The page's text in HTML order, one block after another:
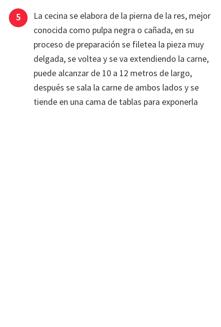
La cecina se elabora de la pierna de la res, mejor
conocida como pulpa negra o cañada, en su
proceso de preparación se filetea la pieza muy
delgada, se voltea y se va extendiendo la carne,
puede alcanzar de 10 a 12 metros de largo,
después se sala la carne de ambos lados y se
tiende en una cama de tablas para exponerla